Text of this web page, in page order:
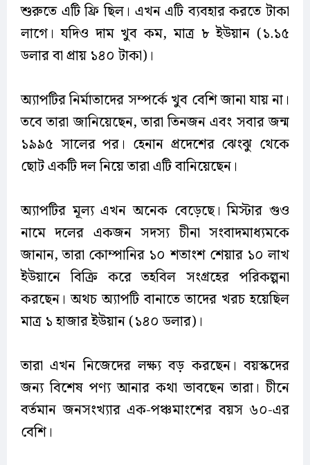
শুরুতে এটি ফ্রি ছিল। এখন এটি ব্যবহার করতে টাকা
লাগে। যদিও দাম খুব কম, মাত্র ৮ ইউয়ান (১.১৫
ডলার বা প্রায় ১৪০ টাকা)।
অ্যাপটির নির্মাতাদের সম্পর্কে খুব বেশি জানা যায় না।
তবে তারা জানিয়েছেন, তারা তিনজন এবং সবার জন্ম
১৯৯৫ সালের পর। হেনান প্রদেশের ঝেংঝু থেকে
ছোট একটি দল নিয়ে তারা এটি বানিয়েছেন।
অ্যাপটির মূল্য এখন অনেক বেড়েছে। মিস্টার গুও
নামে দলের একজন সদস্য চীনা সংবাদমাধ্যমকে
জানান, তারা কোম্পানির ১০ শতাংশ শেয়ার ১০ লাখ
ইউয়ানে বিক্রি করে তহবিল সংগ্রহের পরিকল্পনা
করছেন। অথচ অ্যাপটি বানাতে তাদের খরচ হয়েছিল
মাত্র ১ হাজার ইউয়ান (১৪০ ডলার)।
তারা এখন নিজেদের লক্ষ্য বড় করছেন। বয়স্কদের
জন্য বিশেষ পণ্য আনার কথা ভাবছেন তারা। চীনে
বর্তমান জনসংখ্যার এক-পঞ্চমাংশের বয়স ৬০-এর
বেশি।